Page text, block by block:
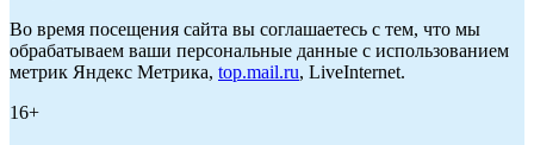
Во время посещения сайта вы соглашаетесь с тем, что мы
обрабатываем ваши персональные данные с использованием
метрик Яндекс Метрика, top.mail.ru, LiveInternet.
16+